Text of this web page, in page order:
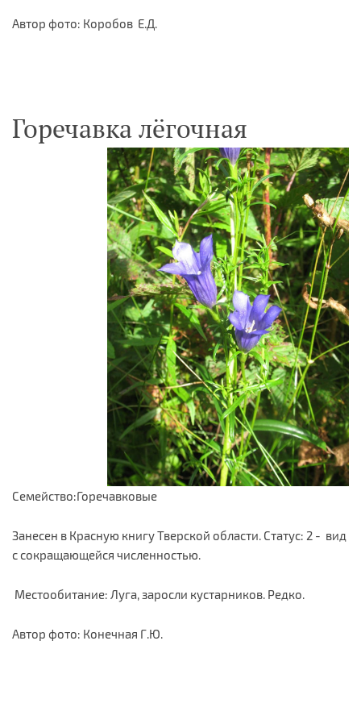
Автор фото: Коробов Е.Д.
Горечавка лёгочная
Семейство:Горечавковые
Занесен в Красную книгу Тверской области. Статус: 2 - вид
с сокращающейся численностью.
Местообитание: Луга, заросли кустарников. Редко.
Автор фото: Конечная Г.Ю.